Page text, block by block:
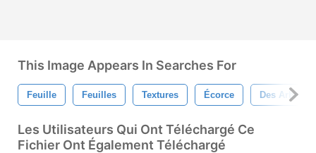
This Image Appears In Searches For
Feuille Feuilles Textures Écorce Des Arbres
Les Utilisateurs Qui Ont Téléchargé Ce
Fichier Ont Également Téléchargé